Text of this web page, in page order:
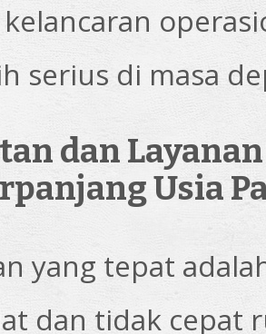
serius di masa
dan
Usia
yang tepat
dan tidak cepat